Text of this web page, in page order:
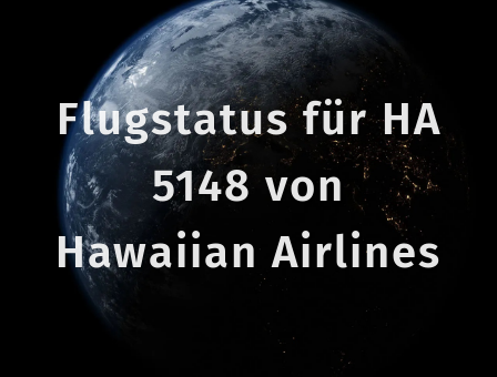
Flugstatus für HA
5148 von
Hawaiian Airlines